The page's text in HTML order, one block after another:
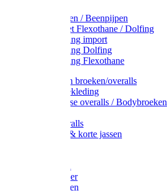
Plukmouwen / Beenpijpen
Reparatieset Flexothane / Dolfing
Regenkleding import
Regenkleding Dolfing
Regenkleding Flexothane
Toebehoren broeken/overalls
Signalisatiekleding
Amerikaanse overalls / Bodybroeken
Kinderoveralls
Stofjassen & korte jassen
Bodywarmer
Werkbroeken